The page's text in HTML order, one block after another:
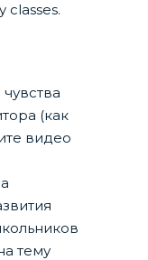
(как
видео
тему